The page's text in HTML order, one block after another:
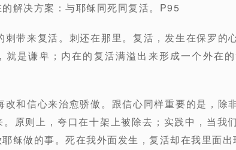
解决方案：与耶稣同死同复活。P95
带来复活。刺还在那里。复活，发生在保罗的
就是谦卑；内在的复活满溢出来形成一个外在
和信心来治愈骄傲。跟信心同样重要的是，除
原则上，夸口在十架上被除去；实践中，当我
稣做的事。死在我外面发生，复活却在我里面